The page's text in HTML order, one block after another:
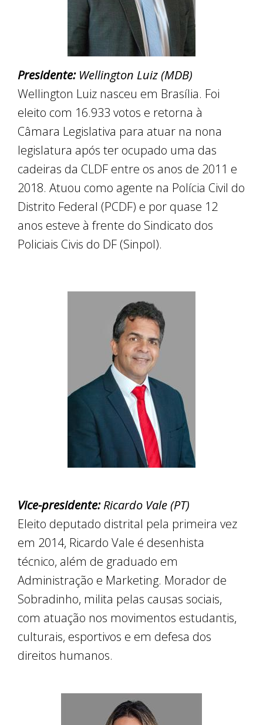
Presidente:Wellington Luiz (MDB)
Wellington Luiz nasceu em Brasília. Foi
eleito com 16.933 votos e retorna à
Câmara Legislativa para atuar na nona
legislatura após ter ocupado uma das
cadeiras da CLDF entre os anos de 2011 e
2018. Atuou como agente na Polícia Civil do
Distrito Federal (PCDF) e por quase 12
anos esteve à frente do Sindicato dos
Policiais Civis do DF (Sinpol).
Vice-presidente:Ricardo Vale (PT)
Eleito deputado distrital pela primeira vez
em 2014, Ricardo Vale é desenhista
técnico, além de graduado em
Administração e Marketing. Morador de
Sobradinho, milita pelas causas sociais,
com atuação nos movimentos estudantis,
culturais, esportivos e em defesa dos
direitos humanos.